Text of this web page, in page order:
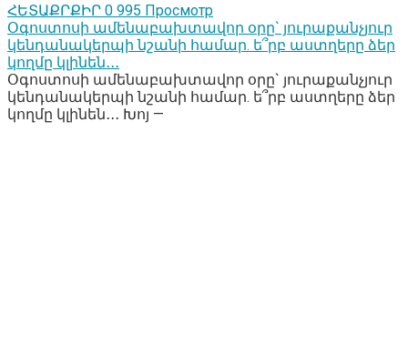
ՀԵՏԱՔՐՔԻՐ 0 995 Просмотр
Օգոստոսի ամենաբախտավոր օրը` յուրաքանչյուր
կենդանակերպի նշանի համար. ե՞րբ աստղերը ձեր
կողմը կլինեն․․․
Օգոստոսի ամենաբախտավոր օրը` յուրաքանչյուր
կենդանակերպի նշանի համար. ե՞րբ աստղերը ձեր
կողմը կլինեն․․․ Խոյ —